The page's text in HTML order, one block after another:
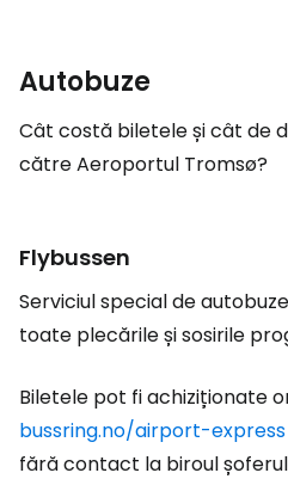
Autobuze
Cât costă biletele și cât de
către Aeroportul Tromsø?
Flybussen
Serviciul special de
toate plecările și sosirile
Biletele pot fi achiziționate
bussring.no/airport-express
fără contact la biroul